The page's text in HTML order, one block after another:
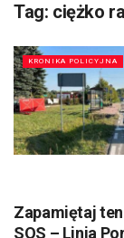
Tag: ciężko
KRONIKA POLICYJNA
Zapamiętaj
SOS – Linia